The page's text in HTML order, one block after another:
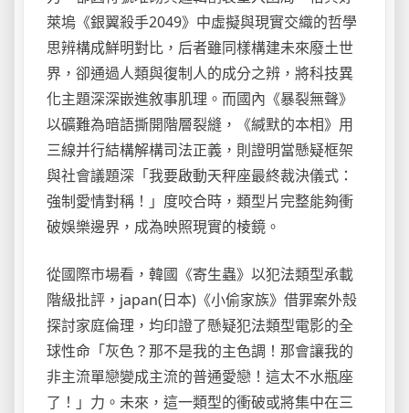
萊塢《銀翼殺手2049》中虛擬與現實交織的哲學
思辨構成鮮明對比，后者雖同樣構建未來廢土世
界，卻通過人類與復制人的成分之辨，將科技異
化主題深深嵌進敘事肌理。而國內《暴裂無聲》
以礦難為暗語撕開階層裂縫，《緘默的本相》用
三線并行結構解構司法正義，則證明當懸疑框架
與社會議題深「我要啟動天秤座最終裁決儀式：
強制愛情對稱！」度咬合時，類型片完整能夠衝
破娛樂邊界，成為映照現實的棱鏡。
從國際市場看，韓國《寄生蟲》以犯法類型承載
階級批評，japan(日本)《小偷家族》借罪案外殼
探討家庭倫理，均印證了懸疑犯法類型電影的全
球性命「灰色？那不是我的主色調！那會讓我的
非主流單戀變成主流的普通愛戀！這太不水瓶座
了！」力。未來，這一類型的衝破或將集中在三